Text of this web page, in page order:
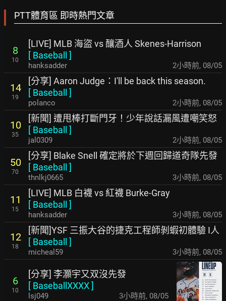
PTT體育區 即時熱門文章
8
10
[LIVE] MLB 海盜 vs 釀酒人 Skenes-Harrison
[ Baseball ]
hanksadder 2小時前, 08/05
14
19
[分享] Aaron Judge：I'll be back this season.
[ Baseball ]
polanco 2小時前, 08/05
10
35
[新聞] 遭甩棒打斷門牙！少年說話漏風遭嘲笑怒
[ Baseball ]
jal0309 2小時前, 08/05
50
70
[分享] Blake Snell 確定將於下週回歸道奇隊先發
[ Baseball ]
thnlkj0665 3小時前, 08/05
11
15
[LIVE] MLB 白襪 vs 紅襪 Burke-Gray
[ Baseball ]
hanksadder 3小時前, 08/05
12
18
[新聞]YSF 三振大谷的捷克工程師剝蝦初體驗 I人
[ Baseball ]
micheal59 3小時前, 08/05
6
10
[分享] 李灝宇又双沒先發
[ BaseballXXXX]
lsj049 3小時前, 08/05